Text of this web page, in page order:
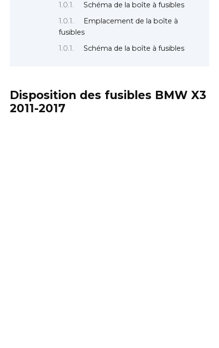
Schéma de la boîte à fusibles
Emplacement de la boîte à
fusibles
Schéma de la boîte à fusibles
Disposition des fusibles BMW X3
2011-2017